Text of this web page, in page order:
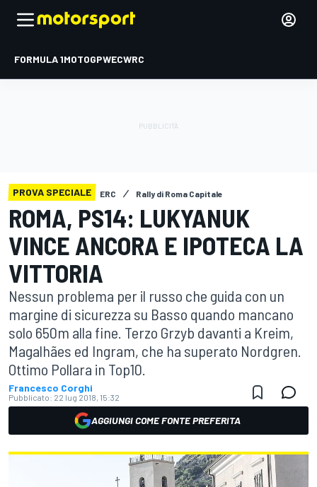
FORMULA 1MOTOGPWECWRC
PROVA SPECIALE ERC Rally di Roma Capitale
ROMA, PS14: LUKYANUK
VINCE ANCORA E IPOTECA LA
VITTORIA
Nessun problema per il russo che guida con un
margine di sicurezza su Basso quando mancano
solo 650m alla fine. Terzo Grzyb davanti a Kreim,
Magalhães ed Ingram, che ha superato Nordgren.
Ottimo Pollara in Top10.
Francesco Corghi
Pubblicato: 22 lug 2018, 15:32
AGGIUNGI COME FONTE PREFERITA